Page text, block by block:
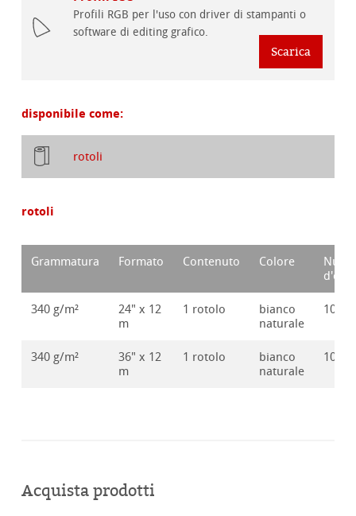
Profili RGB per l'uso con driver di stampanti o
software di editing grafico.
Scarica
disponibile come:
rotoli
rotoli
Grammatura Formato Contenuto Colore
340 g/m²
24" x 12
m
1 rotolo
bianco
naturale
340 g/m²
36" x 12
m
1 rotolo
bianco
naturale
Acquista prodotti